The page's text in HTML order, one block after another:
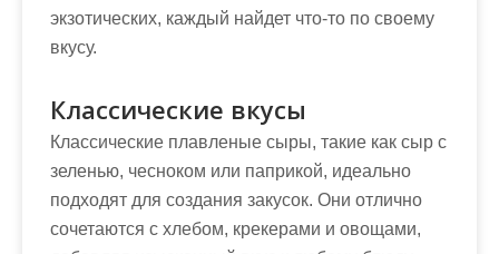
экзотических, каждый найдет что-то по своему
вкусу.
Классические вкусы
Классические плавленые сыры, такие как сыр с
зеленью, чесноком или паприкой, идеально
подходят для создания закусок. Они отлично
сочетаются с хлебом, крекерами и овощами,